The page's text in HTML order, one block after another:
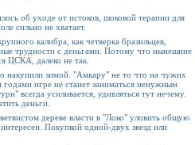
об уходе от истоков, шоковой терапии для
сильно не хватает.
калибра, как четверка бразильцев,
трудности с деньгами. Потому что нынешние
ЦСКА, далеко не так.
накупили зимой. "Амкару" не то что на чужих
игре не станет заниматься ненужным
всегда усиливается, удивляться тут нечему.
деньги.
дереве власти в "Локо" уловить общую
Покупкой одной-двух звезд или